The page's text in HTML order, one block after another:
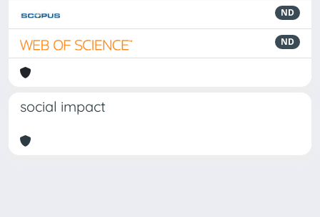
ND
ND
social impact